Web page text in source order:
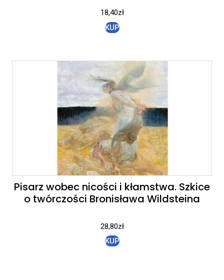
18,40zł
KUP
Pisarz wobec nicości i kłamstwa. Szkice
o twórczości Bronisława Wildsteina
28,80zł
KUP